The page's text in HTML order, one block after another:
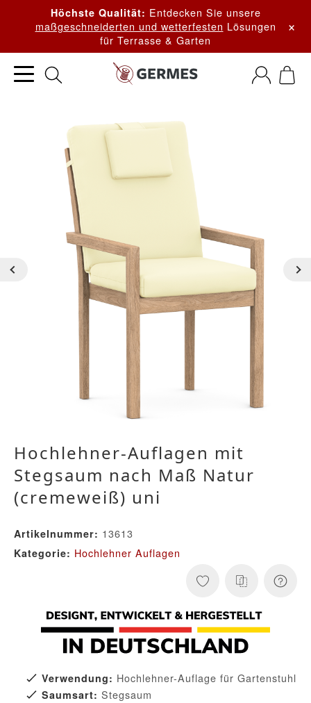
Höchste Qualität: Entdecken Sie unsere
maßgeschneiderten und wetterfesten Lösungen
für Terrasse & Garten
×
Hochlehner-Auflagen mit
Stegsaum nach Maß Natur
(cremeweiß) uni
Artikelnummer: 13613
Kategorie: Hochlehner Auflagen
Verwendung: Hochlehner-Auflage für Gartenstuhl
Saumsart: Stegsaum